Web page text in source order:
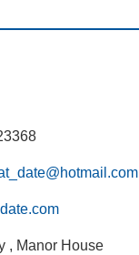
, Manor House